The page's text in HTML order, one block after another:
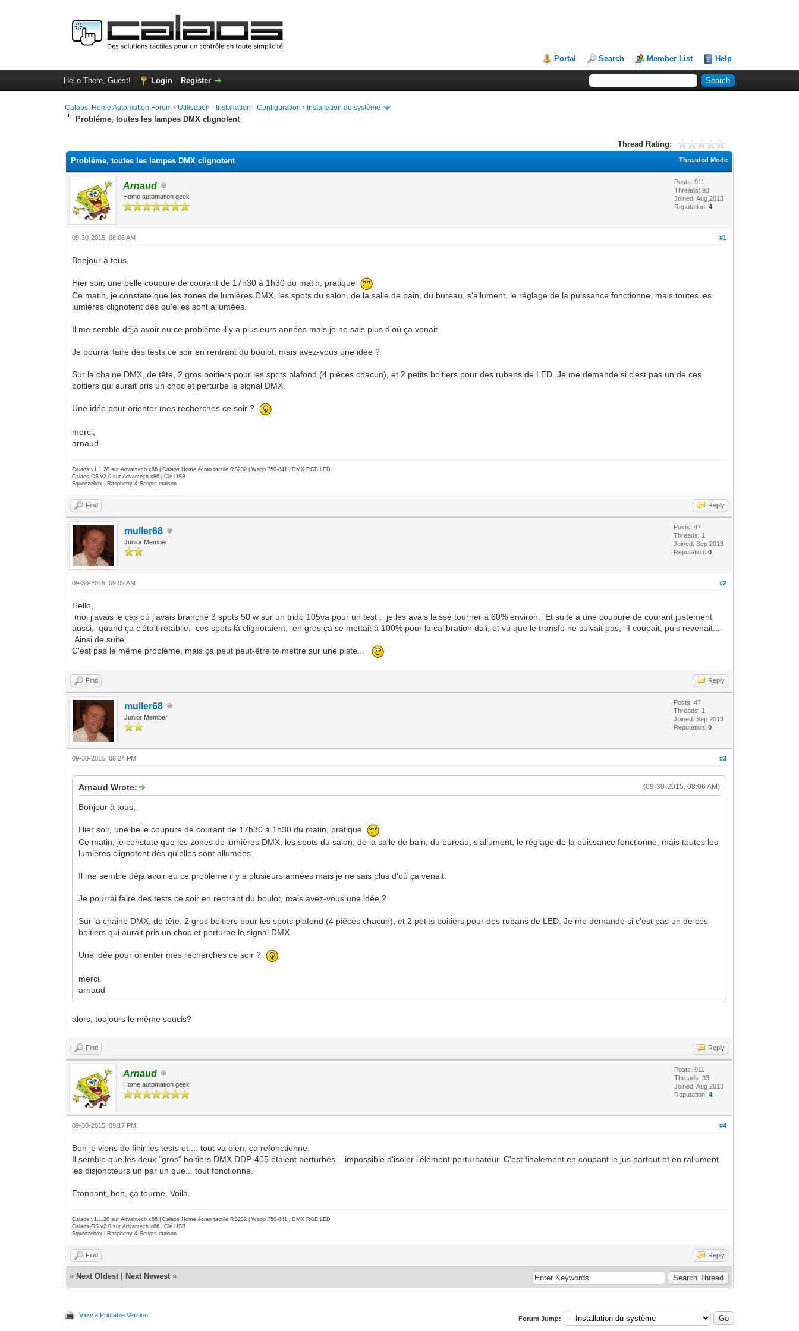
Portal Search Member List Help
Hello There, Guest! Login Register
Calaos, Home Automation Forum › Utilisation - Installation - Configuration › Installation du système
Probléme, toutes les lampes DMX clignotent
Thread Rating:
Threaded Mode
Probléme, toutes les lampes DMX clignotent
Arnaud
Home automation geek
Posts: 911
Threads: 93
Joined: Aug 2013
Reputation:4
#1
09-30-2015, 08:06 AM
Bonjour à tous,
Hier soir, une belle coupure de courant de 17h30 à 1h30 du matin, pratique
Ce matin, je constate que les zones de lumières DMX, les spots du salon, de la salle de bain, du bureau, s'allument, le réglage de la puissance fonctionne, mais toutes les
lumières clignotent dès qu'elles sont allumées.
Il me semble déjà avoir eu ce problème il y a plusieurs années mais je ne sais plus d'où ça venait.
Je pourrai faire des tests ce soir en rentrant du boulot, mais avez-vous une idée ?
Sur la chaine DMX, de tête, 2 gros boitiers pour les spots plafond (4 pièces chacun), et 2 petits boitiers pour des rubans de LED. Je me demande si c'est pas un de ces
boitiers qui aurait pris un choc et perturbe le signal DMX.
Une idée pour orienter mes recherches ce soir ?
merci,
arnaud
Calaos v1.1.20 sur Advantech x86 | Calaos Home écran tactile RS232 | Wago 750-841 | DMX RGB LED
Calaos-OS v2.0 sur Advantech x86 | Clé USB
Squeezebox | Raspberry & Scripts maison
Find Reply
muller68
Junior Member
Posts: 47
Threads: 1
Joined: Sep 2013
Reputation:0
#2
09-30-2015, 09:02 AM
Hello,
moi j'avais le cas où j'avais branché 3 spots 50 w sur un trido 105va pour un test , je les avais laissé tourner à 60% environ. Et suite à une coupure de courant justement
aussi, quand ça c'était rétablie, ces spots là clignotaient, en gros ça se mettait à 100% pour la calibration dali, et vu que le transfo ne suivait pas, iI coupait, puis revenait...
Ainsi de suite..
C'est pas le même problème, mais ça peut peut-être te mettre sur une piste...
Find Reply
muller68
Junior Member
Posts: 47
Threads: 1
Joined: Sep 2013
Reputation:0
#3
09-30-2015, 08:24 PM
(09-30-2015, 08:06 AM)
Arnaud Wrote:
Bonjour à tous,
Hier soir, une belle coupure de courant de 17h30 à 1h30 du matin, pratique
Ce matin, je constate que les zones de lumières DMX, les spots du salon, de la salle de bain, du bureau, s'allument, le réglage de la puissance fonctionne, mais toutes les
lumières clignotent dès qu'elles sont allumées.
Il me semble déjà avoir eu ce problème il y a plusieurs années mais je ne sais plus d'où ça venait.
Je pourrai faire des tests ce soir en rentrant du boulot, mais avez-vous une idée ?
Sur la chaine DMX, de tête, 2 gros boitiers pour les spots plafond (4 pièces chacun), et 2 petits boitiers pour des rubans de LED. Je me demande si c'est pas un de ces
boitiers qui aurait pris un choc et perturbe le signal DMX.
Une idée pour orienter mes recherches ce soir ?
merci,
arnaud
alors, toujours le même soucis?
Find Reply
Arnaud
Home automation geek
Posts: 911
Threads: 93
Joined: Aug 2013
Reputation:4
#4
09-30-2015, 09:17 PM
Bon je viens de finir les tests et.... tout va bien, ça refonctionne.
Il semble que les deux "gros" boitiers DMX DDP-405 étaient perturbés... impossible d'isoler l'élément perturbateur. C'est finalement en coupant le jus partout et en rallument
les disjoncteurs un par un que... tout fonctionne.
Etonnant, bon, ça tourne. Voila.
Calaos v1.1.20 sur Advantech x86 | Calaos Home écran tactile RS232 | Wago 750-841 | DMX RGB LED
Calaos-OS v2.0 sur Advantech x86 | Clé USB
Squeezebox | Raspberry & Scripts maison
Find Reply
« Next Oldest Next Newest »
View a Printable Version Forum Jump: